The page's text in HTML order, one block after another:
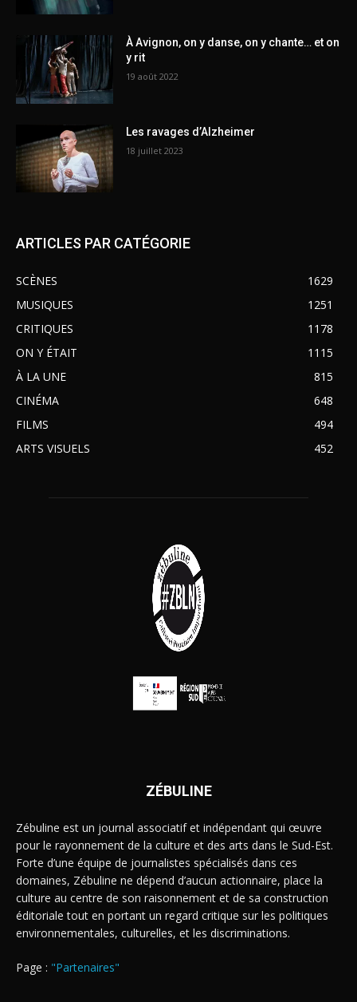
À Avignon, on y danse, on y chante… et on
y rit
19 août 2022
Les ravages d’Alzheimer
18 juillet 2023
ARTICLES PAR CATÉGORIE
SCÈNES
1629
MUSIQUES
1251
CRITIQUES
1178
ON Y ÉTAIT
1115
À LA UNE
815
CINÉMA
648
FILMS
494
ARTS VISUELS
452
ZÉBULINE
Zébuline est un journal associatif et indépendant qui œuvre
pour le rayonnement de la culture et des arts dans le Sud-Est.
Forte d’une équipe de journalistes spécialisés dans ces
domaines, Zébuline ne dépend d’aucun actionnaire, place la
culture au centre de son raisonnement et de sa construction
éditoriale tout en portant un regard critique sur les politiques
environnementales, culturelles, et les discriminations.
Page : "Partenaires"